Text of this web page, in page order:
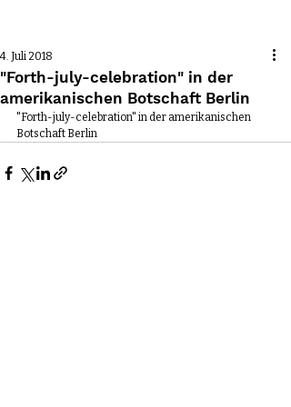
"Forth-july-celebration" in der
amerikanischen Botschaft Berlin
4. Juli 2018
"Forth-july-celebration" in der amerikanischen
Botschaft Berlin